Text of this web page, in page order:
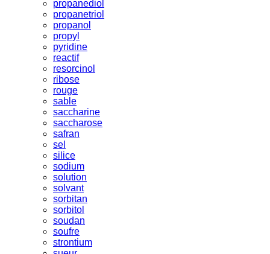
propanediol
propanetriol
propanol
propyl
pyridine
reactif
resorcinol
ribose
rouge
sable
saccharine
saccharose
safran
sel
silice
sodium
solution
solvant
sorbitan
sorbitol
soudan
soufre
strontium